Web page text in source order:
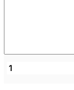
Softline